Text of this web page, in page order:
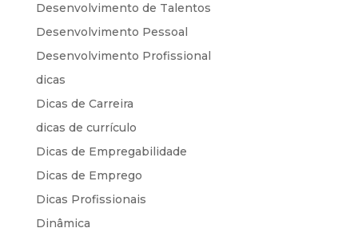
Desenvolvimento de Talentos
Desenvolvimento Pessoal
Desenvolvimento Profissional
dicas
Dicas de Carreira
dicas de currículo
Dicas de Empregabilidade
Dicas de Emprego
Dicas Profissionais
Dinâmica